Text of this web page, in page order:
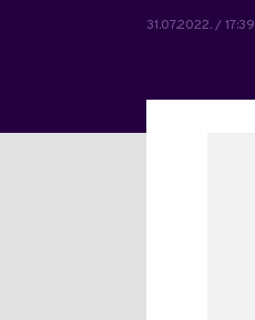
31.07.2022. / 17:39